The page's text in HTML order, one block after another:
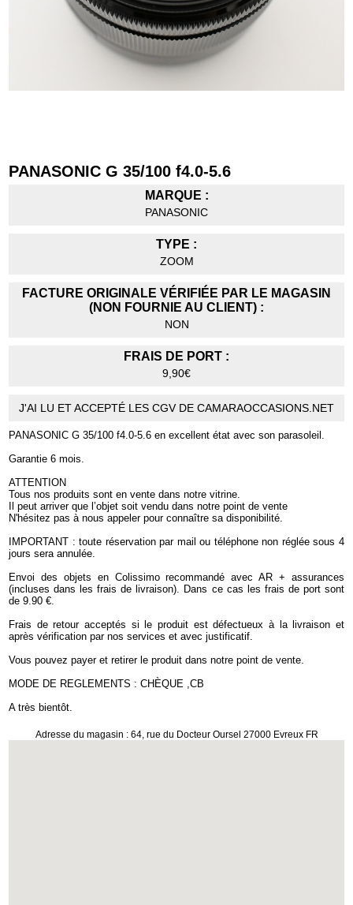
PANASONIC G 35/100 f4.0-5.6
MARQUE :
PANASONIC
TYPE :
ZOOM
FACTURE ORIGINALE VÉRIFIÉE PAR LE MAGASIN
(NON FOURNIE AU CLIENT) :
NON
FRAIS DE PORT :
9,90€
J'AI LU ET ACCEPTÉ LES CGV DE CAMARAOCCASIONS.NET
PANASONIC G 35/100 f4.0-5.6 en excellent état avec son parasoleil.
Garantie 6 mois.
ATTENTION
Tous nos produits sont en vente dans notre vitrine.
Il peut arriver que l’objet soit vendu dans notre point de vente
N'hésitez pas à nous appeler pour connaître sa disponibilité.
IMPORTANT : toute réservation par mail ou téléphone non réglée sous 4
jours sera annulée.
Envoi des objets en Colissimo recommandé avec AR + assurances
(incluses dans les frais de livraison). Dans ce cas les frais de port sont
de 9.90 €.
Frais de retour acceptés si le produit est défectueux à la livraison et
après vérification par nos services et avec justificatif.
Vous pouvez payer et retirer le produit dans notre point de vente.
MODE DE REGLEMENTS : CHÈQUE ,CB
A très bientôt.
Adresse du magasin : 64, rue du Docteur Oursel 27000 Evreux FR